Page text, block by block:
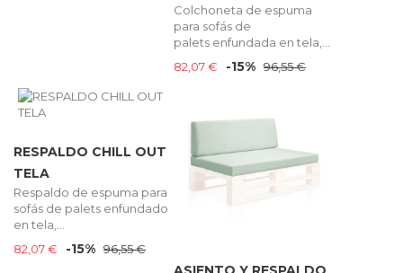
Colchoneta de espuma
para sofás de
palets enfundada en tela,...
82,07 €
-15% 96,55 €
RESPALDO CHILL OUT
TELA
Respaldo de espuma para
sofás de palets enfundado
en tela,...
82,07 €
-15% 96,55 €